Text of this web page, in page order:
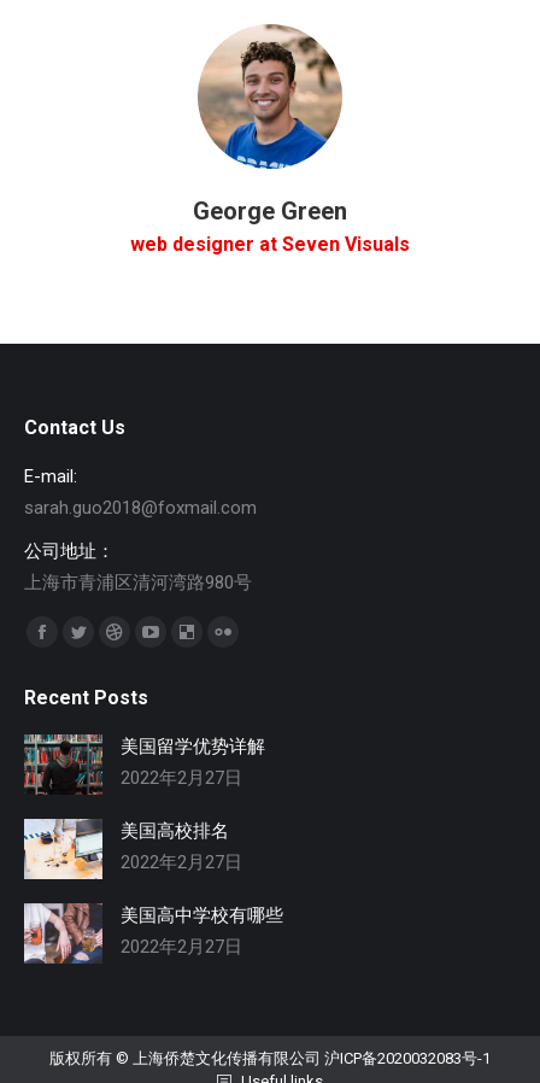
George Green
web designer at Seven Visuals
Contact Us
E-mail:
sarah.guo2018@foxmail.com
公司地址：
上海市青浦区清河湾路980号
找到我们：
Facebook
opens
in
new
Twitter
opens
in
new
Dribbble
opens
in
new
YouTube
in
new
Delicious
in
new
in
new
Recent Posts
美国留学优势详解
2022年2月27日
美国高校排名
2022年2月27日
美国高中学校有哪些
2022年2月27日
版权所有 © 上海侨楚文化传播有限公司 沪ICP备2020032083号-1